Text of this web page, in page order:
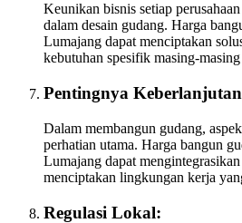
Keunikan bisnis setiap
dalam desain gudang. Harga
Lumajang dapat menciptakan
kebutuhan spesifik masing-
Pentingnya
Dalam membangun gudang,
perhatian utama. Harga bangun
Lumajang dapat
menciptakan lingkungan kerja
Regulasi Lokal: